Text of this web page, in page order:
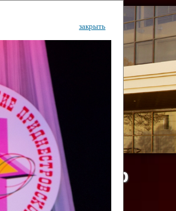
центр
закрыть